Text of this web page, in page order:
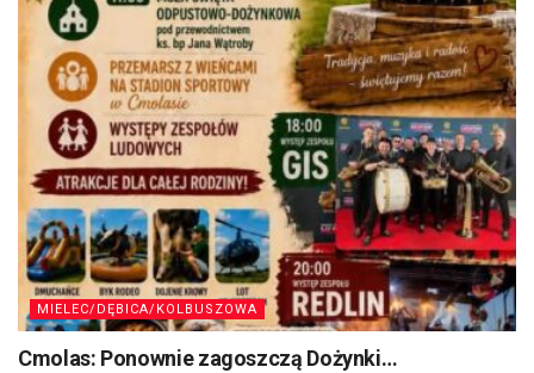
MIELEC/DĘBICA/KOLBUSZOWA
Cmolas: Ponownie zagoszczą Dożynki…